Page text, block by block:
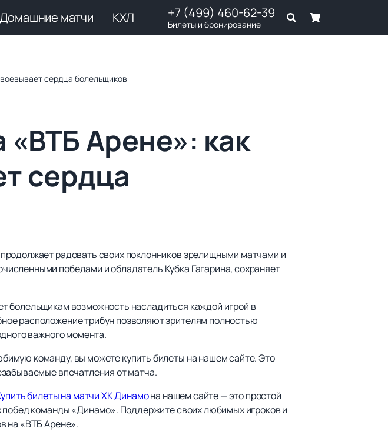
Домашние матчи КХЛ +7 (499) 460-62-39
Билеты и бронирование
сердца болельщиков
«ВТБ Арене»: как
сердца
радовать своих поклонников зрелищными матчами и
победами и обладатель Кубка Гагарина, сохраняет
болельщикам возможность насладиться каждой игрой в
расположение трибун позволяют зрителям полностью
важного момента.
команду, вы можете купить билеты на нашем сайте. Это
впечатления от матча.
билеты на матчи ХК Динамона нашем сайте — это простой
побед команды «Динамо». Поддержите своих любимых игроков и
на «ВТБ Арене».